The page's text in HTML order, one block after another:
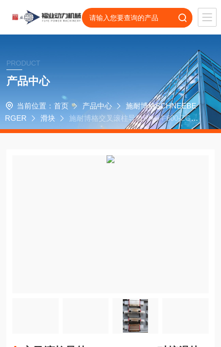
PRODUCT
产品中心
当前位置： 首页 产品中心
施耐博格SCHNEEBE
RGER
滑块
施耐博格交叉滚柱导轨RNG4-600-ZG对
接滑块轴承